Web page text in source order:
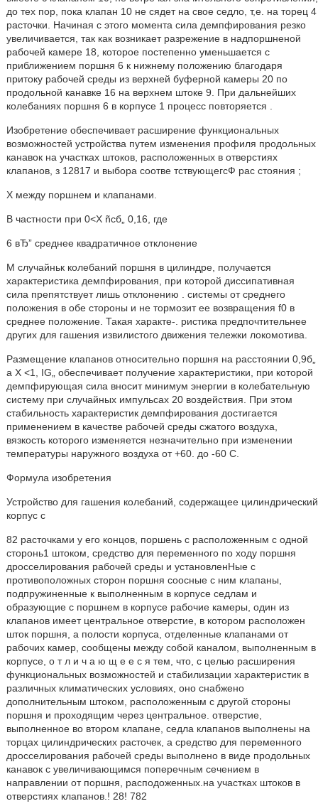
до тех пор, пока клапан 10 не сядет на свое седло, т,е. на торец 4
расточки. Начиная с этого момента сила демпфирования резко
увеличивается, так как возникает разрежение в надпоршненой
рабочей камере 18, которое постепенно уменьшается с
приближением поршня 6 к нижнему положению благодаря
притоку рабочей среды из верхней буферной камеры 20 по
продольной канавке 16 на верхнем штоке 9. При дальнейших
колебаниях поршня 6 в корпусе 1 процесс повторяется .
Изобретение обеспечивает расширение функциональных
возможностей устройства путем изменения профиля продольных
канавок на участках штоков, расположенных в отверстиях
клапанов, з 12817 и выбора соотве тствующегсФ рас стояния ;
Х между поршнем и клапанами.
В частности при 0<Х ñcб„ 0,16, где
6 вЂ” среднее квадратичное отклонение
М случайньк колебаний поршня в цилиндре, получается
характеристика демпфирования, при которой диссипативная
сила препятствует лишь отклонению . системы от среднего
положения в обе стороны и не тормозит ее возвращения f0 в
среднее положение. Такая характе-. ристика предпочтительнее
других для гашения извилистого движения тележки локомотива.
Размещение клапанов относительно поршня на расстоянии 0,9б„
а Х <1, IG„ обеспечивает получение характеристики, при которой
демпфирующая сила вносит минимум энергии в колебательную
систему при случайных импульсах 20 воздействия. При этом
стабильность характеристик демпфирования достигается
применением в качестве рабочей среды сжатого воздуха,
вязкость которого изменяется незначительно при изменении
температуры наружного воздуха от +60. до -60 С.
Формула изобретения
Устройство для гашения колебаний, содержащее цилиндрический
корпус с
82 расточками у его концов, поршень с расположенным с одной
сторонь1 штоком, средство для переменного по ходу поршня
дросселирования рабочей среды и установленНые с
противоположных сторон поршня соосные с ним клапаны,
подпружиненные к выполненным в корпусе седлам и
образующие с поршнем в корпусе рабочие камеры, один из
клапанов имеет центральное отверстие, в котором расположен
шток поршня, а полости корпуса, отделенные клапанами от
рабочих камер, сообщены между собой каналом, выполненным в
корпусе, о т л и ч а ю щ е е с я тем, что, с целью расширения
функциональных возможностей и стабилизации характеристик в
различных климатических условиях, оно снабжено
дополнительным штоком, расположенным с другой стороны
поршня и проходящим через центральное. отверстие,
выполненное во втором клапане, седла клапанов выполнены на
торцах цилиндрических расточек, а средство для переменного
дросселирования рабочей среды выполнено в виде продольных
канавок с увеличивающимся поперечным сечением в
направлении от поршня, расподоженных.на участках штоков в
отверстиях клапанов.! 28! 782